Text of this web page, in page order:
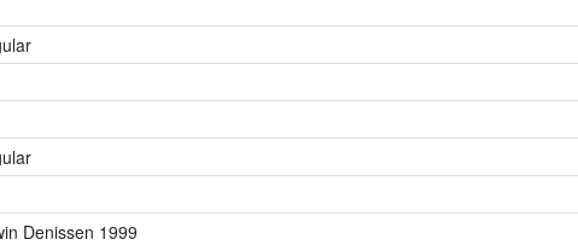
Denissen 1999